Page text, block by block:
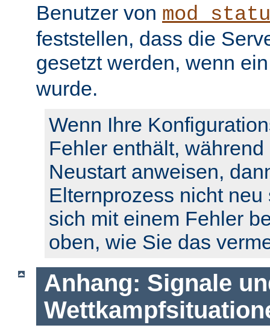
Benutzer von
feststellen, dass die
gesetzt werden, wenn
wurde.
Wenn Ihre
Fehler enthält,
Neustart anweisen,
Elternprozess nicht
sich mit einem Fehler
oben, wie Sie das
Anhang: Signale